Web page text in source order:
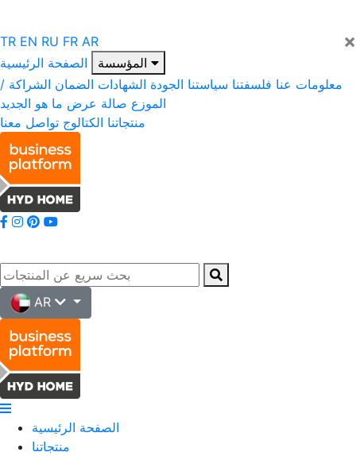
×
TR EN RU FR AR
الصفحة الرئيسية
معلومات عنا فلسفتنا سياستنا الجودة الشهادات الضمان الشراكة /
الموزع صالة عرض ما هو الجديد
منتجاتنا الكتالوج تواصل معنا
AR
الصفحة الرئيسية
منتجاتنا